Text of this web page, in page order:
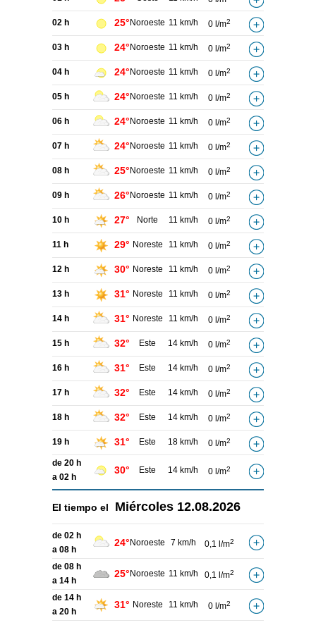
02 h 25° Noroeste 11 km/h 0 l/m2
03 h 24° Noroeste 11 km/h 0 l/m2
04 h 24° Noroeste 11 km/h 0 l/m2
05 h 24° Noroeste 11 km/h 0 l/m2
06 h 24° Noroeste 11 km/h 0 l/m2
07 h 24° Noroeste 11 km/h 0 l/m2
08 h 25° Noroeste 11 km/h 0 l/m2
09 h 26° Noroeste 11 km/h 0 l/m2
10 h 27° Norte 11 km/h 0 l/m2
11 h 29° Noreste 11 km/h 0 l/m2
12 h 30° Noreste 11 km/h 0 l/m2
13 h 31° Noreste 11 km/h 0 l/m2
14 h 31° Noreste 11 km/h 0 l/m2
15 h 32° Este 14 km/h 0 l/m2
16 h 31° Este 14 km/h 0 l/m2
17 h 32° Este 14 km/h 0 l/m2
18 h 32° Este 14 km/h 0 l/m2
19 h 31° Este 18 km/h 0 l/m2
de 20 h
a 02 h
30° Este 14 km/h 0 l/m2
El tiempo el Miércoles 12.08.2026
de 02 h
a 08 h
24° Noroeste 7 km/h 0,1 l/m2
de 08 h
a 14 h
25° Noroeste 11 km/h 0,1 l/m2
de 14 h
a 20 h
31° Noreste 11 km/h 0 l/m2